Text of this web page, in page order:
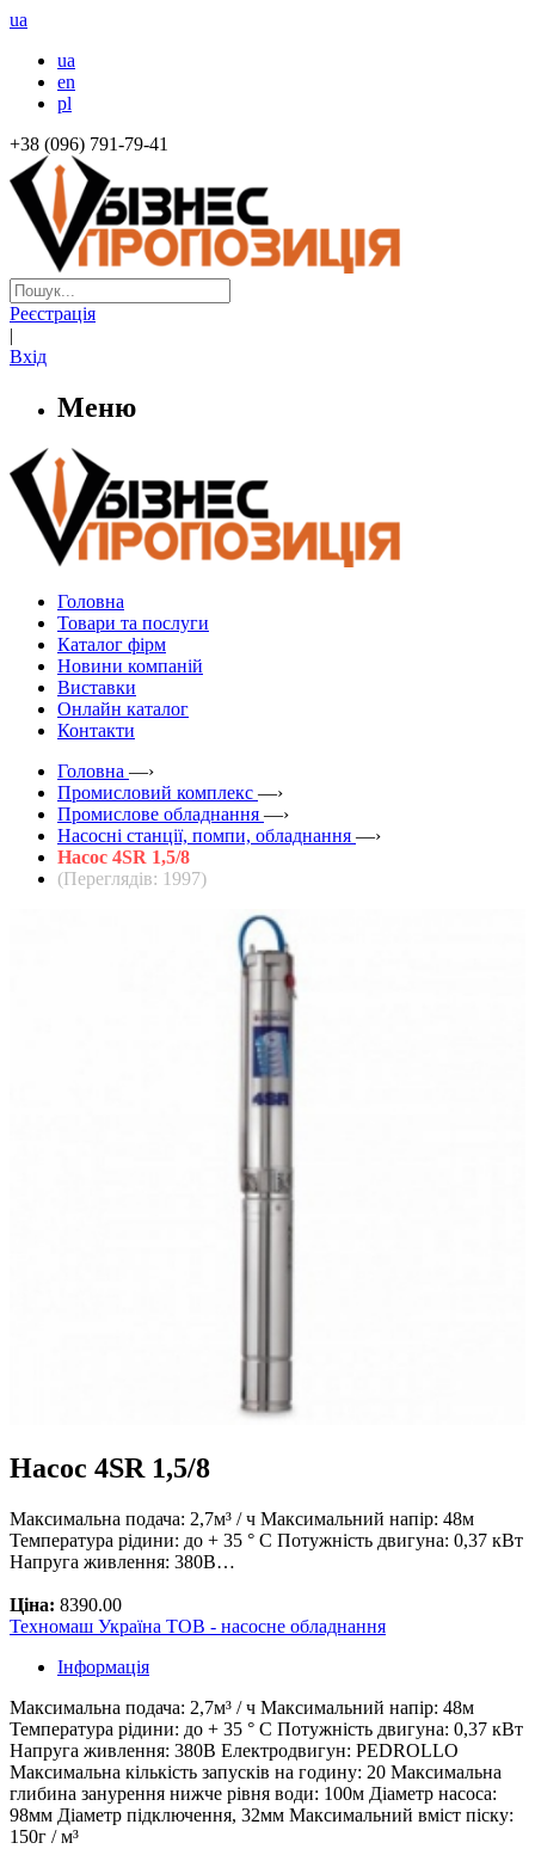
ua
ua
en
pl
+38 (096) 791-79-41
Реєстрація
|
Вхід
Меню
Головна
Товари та послуги
Каталог фірм
Новини компаній
Виставки
Онлайн каталог
Контакти
Головна —›
Промисловий комплекс —›
Промислове обладнання —›
Насосні станції, помпи, обладнання —›
Насос 4SR 1,5/8
(Переглядів: 1997)
Насос 4SR 1,5/8
Максимальна подача: 2,7м³ / ч Максимальний напір: 48м
Температура рідини: до + 35 ° С Потужність двигуна: 0,37 кВт
Напруга живлення: 380В…
Ціна: 8390.00
Техномаш Україна ТОВ - насосне обладнання
Інформація
Максимальна подача: 2,7м³ / ч Максимальний напір: 48м
Температура рідини: до + 35 ° С Потужність двигуна: 0,37 кВт
Напруга живлення: 380В Електродвигун: PEDROLLO
Максимальна кількість запусків на годину: 20 Максимальна
глибина занурення нижче рівня води: 100м Діаметр насоса:
98мм Діаметр підключення, 32мм Максимальний вміст піску:
150г / м³